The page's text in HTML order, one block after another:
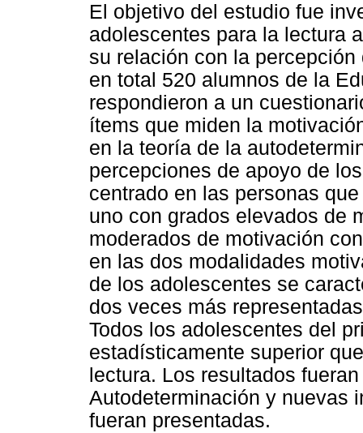
El objetivo del estudio fue
adolescentes para la lectura
su relación con la
en total 520 alumnos de la
respondieron a un
ítems que miden la
en la teoría de la
percepciones de apoyo de
centrado en las personas
uno con grados elevados de
moderados de motivación
en las dos modalidades
de los adolescentes se
dos veces más
Todos los adolescentes del
estadísticamente superior
lectura. Los resultados
Autodeterminación y nuevas
fueran presentadas.